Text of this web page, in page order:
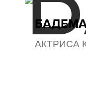
АКТРИСА